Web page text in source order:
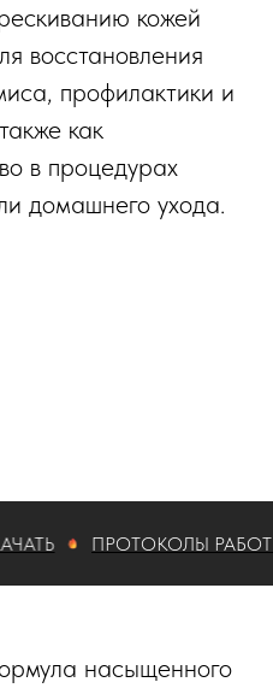
кожей
восстановления
профилактики и
как
в процедурах
домашнего ухода.
ПРОТОКОЛЫ РАБОТЫ
насыщенного